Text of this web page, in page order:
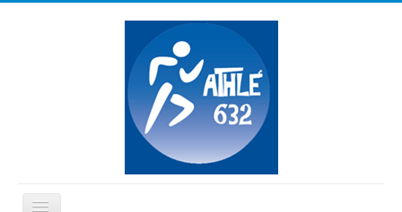
Basculer